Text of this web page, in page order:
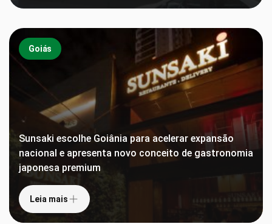
Goiás
Sunsaki escolhe Goiânia para acelerar expansão
nacional e apresenta novo conceito de gastronomia
japonesa premium
Leia mais